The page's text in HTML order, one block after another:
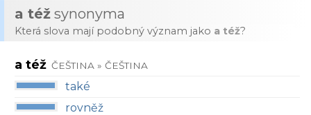
a též synonyma
Která slova mají podobný význam jako a též?
a též ČEŠTINA » ČEŠTINA
také
rovněž